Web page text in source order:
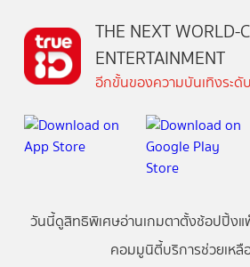
THE NEXT WORLD-
ENTERTAINMENT
อีกขั้นของความบันเทิงระดั
วันนี้ดูสิทธิพิเศษอ่านเกมตาตั้งช้อปปิ้งแ
คอมมูนิตี้บริการช่วยเหลื